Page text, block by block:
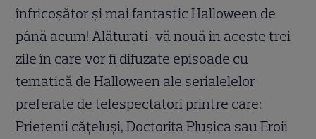
înfricoșător și mai fantastic Halloween de
până acum! Alăturați-vă nouă în aceste trei
zile în care vor fi difuzate episoade cu
tematică de Halloween ale serialelelor
preferate de telespectatori printre care:
Prietenii cățeluși, Doctorița Plușica sau Eroii